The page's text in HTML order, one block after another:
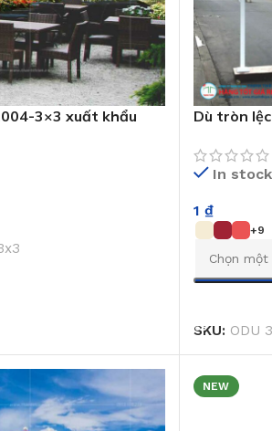
3×3 xuất khẩu Dù tròn
In stock
1 ₫
+9
SKU: ODU
NEW